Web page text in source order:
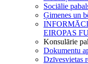
Sociālie
Ģimenes un
EIROPAS
Konsulārie
Dokumentu
Dzīvesvietas